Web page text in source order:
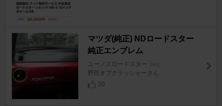
マツダ(純正) NDロードスター
純正エンブレム
ユーノスロードスター [NA]
野郎オブクラッシャーさん
20